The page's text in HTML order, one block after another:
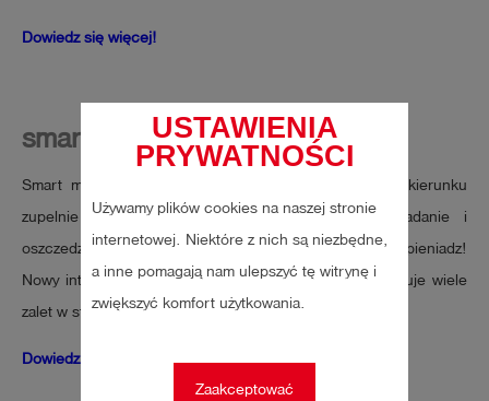
USTAWIENIA
PRYWATNOŚCI
Używamy plików cookies na naszej stronie
internetowej. Niektóre z nich są niezbędne,
a inne pomagają nam ulepszyć tę witrynę i
zwiększyć komfort użytkowania.
Zaakceptować
Dowiedz się więcej!
smart memo
Smart memo oznacza ewolucyjny skok techniczny w kierunku
zupelnie nowych funkcji i mozliwosci. Podejmij zadanie i
oszczedzaj czas dzieki smart memo! Poniewaz czas to pieniadz!
Nowy inteligentny system pomiaru cisnienia memo oferuje wiele
zalet w stosunku do swojego poprzednika.
Dowiedz się więcej!